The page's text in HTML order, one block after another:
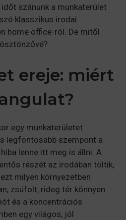
szánunk a munkaterület
klasszikus irodai
home office-ról. De mitől
ereje: miért
egy munkaterületet
legfontosabb szempont a
lenne itt meg is állni. A
részét az irodában töltik,
milyen környezetben
zsúfolt, rideg tér könnyen
és a koncentrációs
egy világos, jól